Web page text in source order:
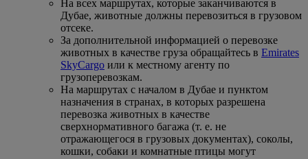
На всех маршрутах, которые заканчиваются в
Дубае, животные должны перевозиться в грузовом
отсеке.
За дополнительной информацией о перевозке
животных в качестве груза обращайтесь в Emirates
SkyCargo или к местному агенту по
грузоперевозкам.
На маршрутах с началом в Дубае и пунктом
назначения в странах, в которых разрешена
перевозка животных в качестве
сверхнормативного багажа (т. е. не
отражающегося в грузовых документах), соколы,
кошки, собаки и комнатные птицы могут